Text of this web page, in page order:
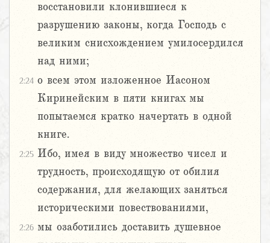
восстановили клонившиеся к
разрушению законы, когда Господь с
великим снисхождением умилосердился
над ними;
2:24 о всем этом изложенное Иасоном
Киринейским в пяти книгах мы
попытаемся кратко начертать в одной
книге.
2:25 Ибо, имея в виду множество чисел и
трудность, происходящую от обилия
содержания, для желающих заняться
историческими повествованиями,
2:26 мы озаботились доставить душевное